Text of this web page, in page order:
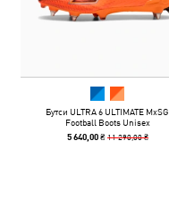
Бутси ULTRA 6 ULTIMATE MxSG
Football Boots Unisex
5 640,00 ₴ 11 290,00 ₴